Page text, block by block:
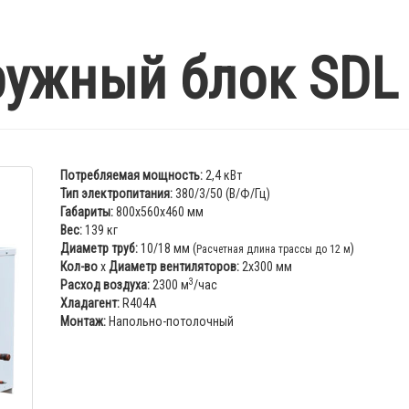
блок SDL
Потребляемая мощность:2,4 кВт
Тип электропитания:380/3/50 (В/Ф/Гц)
Габариты:800x560x460 мм
Вес:139 кг
Диаметр труб:10/18 мм (Расчетная длина трассы до 12 м)
Кол-воxДиаметр вентиляторов:2х300 мм
Расход воздуха:2300 м3/час
Хладагент:R404A
Монтаж:Напольно-потолочный